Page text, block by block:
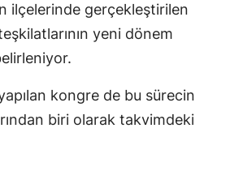
ilçelerinde gerçekleştirilen
yeni dönem
kongre de bu sürecin
biri olarak takvimdeki